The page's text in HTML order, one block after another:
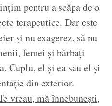
pentru a scăpa de o
terapeutice. Dar este
și nu exagerez, să nu
femei și bărbați
Cuplu, el și ea sau el și
din exterior.
vreau, mă înnebunești,